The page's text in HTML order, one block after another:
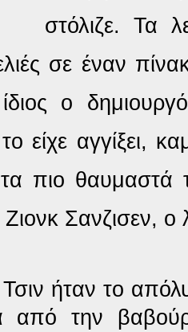
στόλιζε. Τα
σε έναν
ο
είχε αγγίξει,
πιο θαυμαστά
Σανζισεν,
Τσιν ήταν το
από την